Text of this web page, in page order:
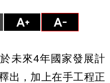
未來4年國家發展計
出，加上在手工程正